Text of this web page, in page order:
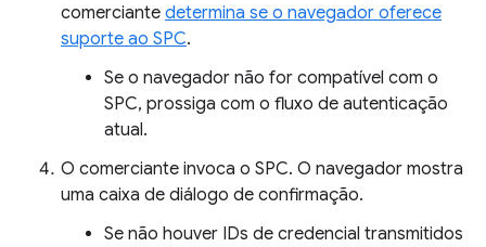
comerciante determina se o navegador oferece
suporte ao SPC.
Se o navegador não for compatível com o
SPC, prossiga com o fluxo de autenticação
atual.
O comerciante invoca o SPC. O navegador mostra
uma caixa de diálogo de confirmação.
Se não houver IDs de credencial transmitidos